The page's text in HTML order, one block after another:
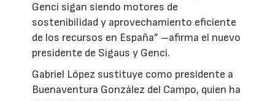
Genci sigan siendo motores de
sostenibilidad y aprovechamiento eficiente
de los recursos en España” –afirma el nuevo
presidente de Sigaus y Genci.
Gabriel López sustituye como presidente a
Buenaventura González del Campo, quien ha